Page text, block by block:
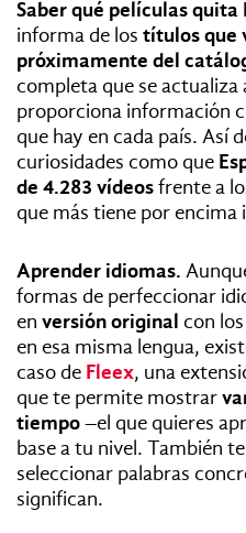
Saber qué películas
informa de los títulos que
próximamente del
completa que se
proporciona información
que hay en cada país. Así
curiosidades como que
de 4.283 vídeosfrente a
que más tiene por encima
Aprender idiomas.
formas de perfeccionar
en versión original con
en esa misma lengua,
caso de Fleex, una
que te permite mostrar
tiempo–el que quieres
base a tu nivel. También
seleccionar palabras
significan.